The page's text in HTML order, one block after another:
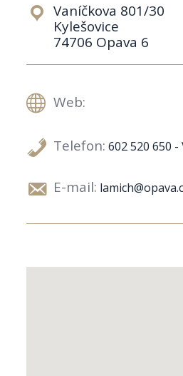
Vaníčkova 801/30
Kylešovice
74706 Opava 6
Web:
Telefon: 602 520 650
E-mail: